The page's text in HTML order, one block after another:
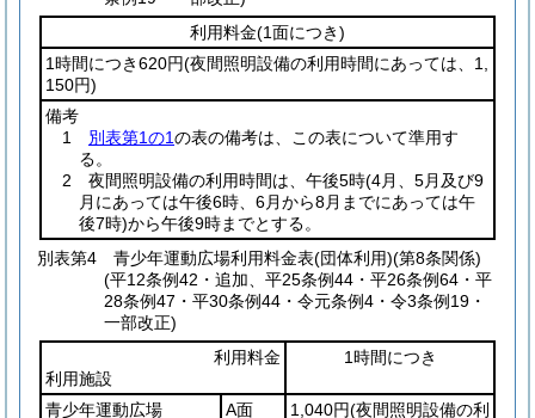
利用料金(1面につき)
1時間につき620円(夜間照明設備の利用時間にあっては、1,
150円)
備考
1 別表第1の1の表の備考は、この表について準用す
る。
2 夜間照明設備の利用時間は、午後5時(4月、5月及び9
月にあっては午後6時、6月から8月までにあっては午
後7時)から午後9時までとする。
別表第4 青少年運動広場利用料金表(団体利用)(第8条関係)
(平12条例42・追加、平25条例44・平26条例64・平
28条例47・平30条例44・令元条例4・令3条例19・
一部改正)
利用料金
利用施設
1時間につき
青少年運動広場 A面 1,040円(夜間照明設備の利